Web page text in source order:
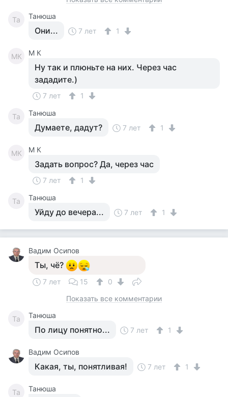
Та Танюша
Они... 7 лет 1
MК M К
Ну так и плюньте на них. Через час
зададите.)
7 лет 1
Та Танюша
Думаете, дадут? 7 лет 1
MК M К
Задать вопрос? Да, через час
7 лет 1
Та Танюша
Уйду до вечера... 7 лет 1
Вадим Осипов
Ты, чё?
7 лет 15
0
Показать все комментарии
Та Танюша
По лицу понятно... 7 лет 1
Вадим Осипов
Какая, ты, понятливая! 7 лет 1
Та Танюша